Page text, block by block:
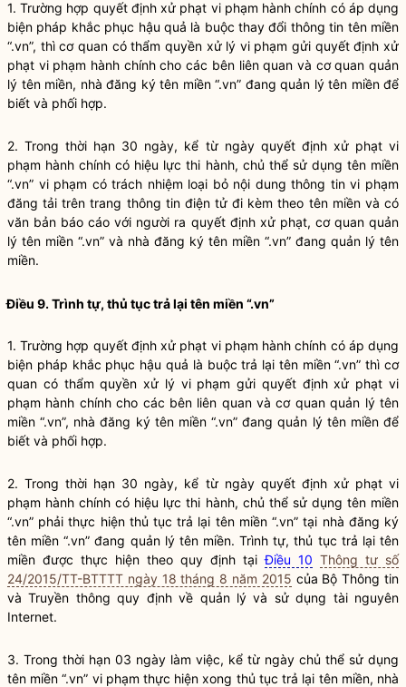
1. Trường hợp quyết định xử phạt vi phạm hành chính có áp dụng
biện pháp khắc phục hậu quả là buộc thay đổi thông tin tên miền
“.vn”, thì cơ quan có thẩm quyềnxử lý vi phạm gửi quyết định xử
phạt vi phạm hành chính cho các bên liên quan và cơ quan quản
lý tên miền, nhà đăng ký tên miền “.vn” đang quản lý tên miền để
biết và phối hợp.
2. Trong thời hạn 30 ngày, kể từ ngày quyết định xử phạt vi
phạm hành chính có hiệu lực thi hành, chủ thể sử dụng tên miền
“.vn” vi phạm có trách nhiệm loại bỏ nội dung thông tin vi phạm
đăng tải trêntrang thông tin điện tử đi kèm theo tên miền và có
văn bản báo cáo với người ra quyết định xử phạt, cơ quan quản
lý tên miền “.vn” và nhà đăng ký tên miền “.vn” đang quản lý tên
miền.
Điều 9. Trình tự, thủ tục trả lại tên miền “.vn”
1. Trường hợp quyết định xử phạt vi phạm hành chính có áp dụng
biện pháp khắc phục hậu quả là buộc trả lại tên miền “.vn” thì cơ
quan có thẩmquyền xử lý vi phạm gửi quyết định xử phạt vi
phạm hành chính cho các bên liên quan và cơ quan quản lý tên
miền “.vn”, nhà đăng ký tên miền “.vn” đang quản lý tên miền để
biết và phối hợp.
2. Trong thời hạn 30 ngày, kể từ ngày quyết định xử phạt vi
phạm hành chính có hiệu lực thi hành, chủ thể sử dụng tên miền
“.vn” phải thực hiện thủ tục trả lại tên miền “.vn” tại nhà đăng ký
tên miền “.vn” đang quản lý tên miền. Trình tự, thủ tục trả lại tên
miền được thực hiện theo quy định tạiĐiều 10 Thông tư số
24/2015/TT-BTTTT ngày 18 tháng 8 năm 2015 của Bộ Thông tin
và Truyền thông quy định về quản lý và sử dụng tài nguyên
Internet.
3. Trong thời hạn 03 ngày làm việc, kể từ ngày chủ thể sử dụng
tên miền “.vn” vi phạm thực hiện xong thủ tục trả lại tên miền, nhà